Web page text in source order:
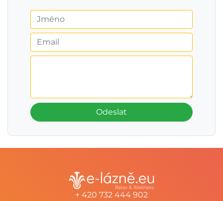
Odeslat
+ 420 732 444 902